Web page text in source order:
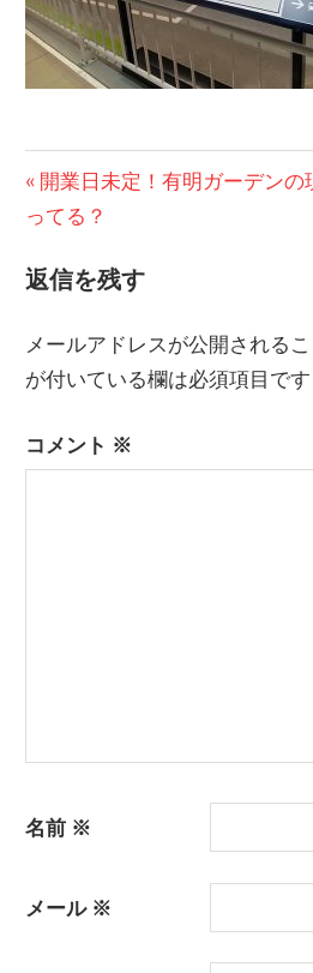
投
稿
ナ
ゲ
シ
前
の
事:
開業日未定！有明ガーデン
ってる？
返信を残す
メールアドレスが公開されるこ
が付いている欄は必須項目です
コメント ※
名前 ※
メール ※